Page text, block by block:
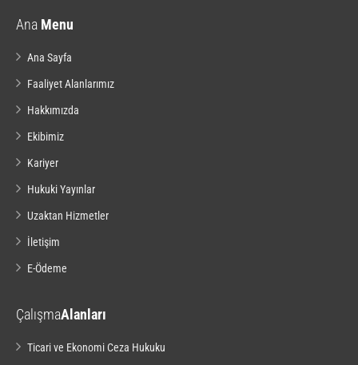
Ana Menu
Ana Sayfa
Faaliyet Alanlarımız
Hakkımızda
Ekibimiz
Kariyer
Hukuki Yayınlar
Uzaktan Hizmetler
İletişim
E-Ödeme
ÇalışmaAlanları
Ticari ve Ekonomi Ceza Hukuku